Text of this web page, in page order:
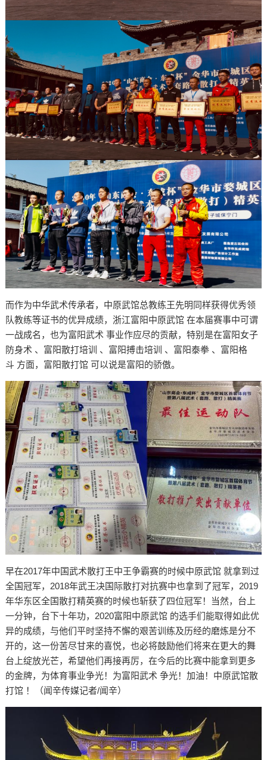
而作为中华武术传承者，中原武馆总教练王先明同样获得优秀领
队教练等证书的优异成绩，浙江富阳中原武馆 在本届赛事中可谓
一战成名，也为富阳武术 事业作应尽的贡献，特别是在富阳女子
防身术 、富阳散打培训 、富阳搏击培训 、富阳泰拳 、富阳格
斗 方面，富阳散打馆 可以说是富阳的骄傲。
早在2017年中国武术散打王中王争霸赛的时候中原武馆 就拿到过
全国冠军，2018年武王决国际散打对抗赛中也拿到了冠军，2019
年华东区全国散打精英赛的时候也斩获了四位冠军！当然，台上
一分钟，台下十年功，2020富阳中原武馆 的选手们能取得如此优
异的成绩，与他们平时坚持不懈的艰苦训练及历经的磨炼是分不
开的，这一份苦尽甘来的喜悦，也必将鼓励他们将来在更大的舞
台上绽放光芒，希望他们再接再厉，在今后的比赛中能拿到更多
的金牌，为体育事业争光！为富阳武术 争光！加油！中原武馆散
打馆 ！（闻辛传媒记者/闻辛）